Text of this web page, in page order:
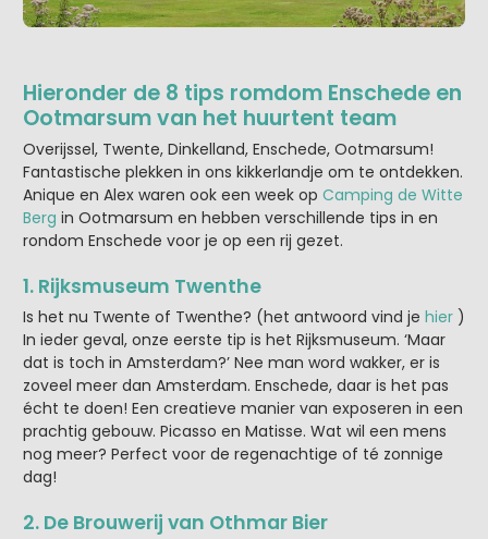
Hieronder de 8 tips romdom Enschede en
Ootmarsum van het huurtent team
Overijssel, Twente, Dinkelland, Enschede, Ootmarsum!
Fantastische plekken in ons kikkerlandje om te ontdekken.
Anique en Alex waren ook een week op Camping de Witte
Berg in Ootmarsum en hebben verschillende tips in en
rondom Enschede voor je op een rij gezet.
1. Rijksmuseum Twenthe
Is het nu Twente of Twenthe? (het antwoord vind je hier )
In ieder geval, onze eerste tip is het Rijksmuseum. ‘Maar
dat is toch in Amsterdam?’ Nee man word wakker, er is
zoveel meer dan Amsterdam. Enschede, daar is het pas
écht te doen! Een creatieve manier van exposeren in een
prachtig gebouw. Picasso en Matisse. Wat wil een mens
nog meer? Perfect voor de regenachtige of té zonnige
dag!
2. De Brouwerij van Othmar Bier